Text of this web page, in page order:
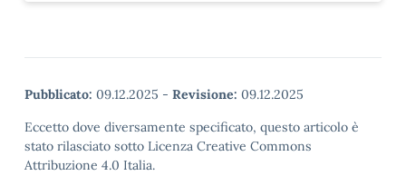
Pubblicato: 09.12.2025 - Revisione: 09.12.2025
Eccetto dove diversamente specificato, questo articolo è
stato rilasciato sotto Licenza Creative Commons
Attribuzione 4.0 Italia.